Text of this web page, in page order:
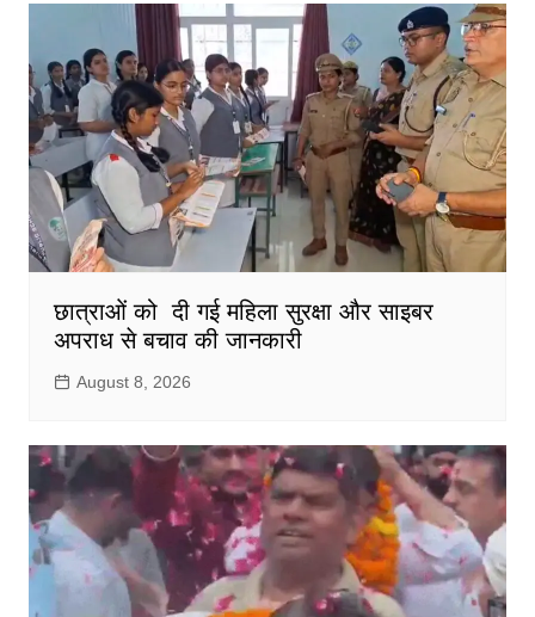
छात्राओं को दी गई महिला सुरक्षा और साइबर
अपराध से बचाव की जानकारी
August 8, 2026